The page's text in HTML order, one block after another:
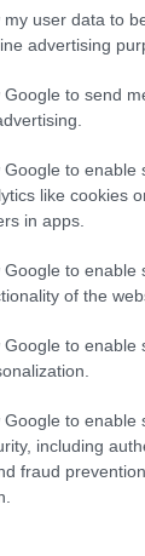
my user data to
advertising
to send
Google to enable
like cookies
in apps.
Google to enable
of the
Google to enable
Google to enable
including
fraud
Πλεύσης
της
δύο